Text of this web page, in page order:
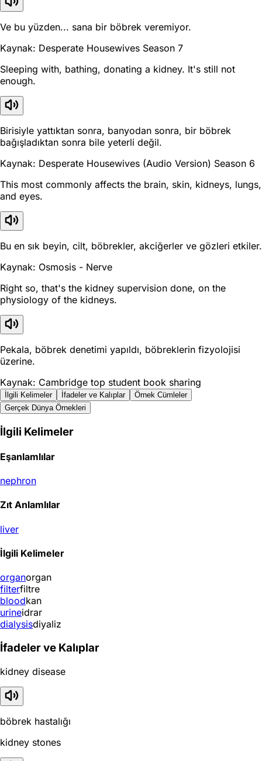
Ve bu yüzden... sana bir böbrek veremiyor.
Kaynak: Desperate Housewives Season 7
Sleeping with, bathing, donating a kidney. It's still not
enough.
Birisiyle yattıktan sonra, banyodan sonra, bir böbrek
bağışladıktan sonra bile yeterli değil.
Kaynak: Desperate Housewives (Audio Version) Season 6
This most commonly affects the brain, skin, kidneys, lungs,
and eyes.
Bu en sık beyin, cilt, böbrekler, akciğerler ve gözleri etkiler.
Kaynak: Osmosis - Nerve
Right so, that's the kidney supervision done, on the
physiology of the kidneys.
Pekala, böbrek denetimi yapıldı, böbreklerin fizyolojisi
üzerine.
Kaynak: Cambridge top student book sharing
İlgili Kelimeler İfadeler ve Kalıplar
Örnek Cümleler
Gerçek Dünya Örnekleri
İlgili Kelimeler
Eşanlamlılar
nephron
Zıt Anlamlılar
liver
İlgili Kelimeler
organorgan
filterfiltre
bloodkan
urineidrar
dialysisdiyaliz
İfadeler ve Kalıplar
kidney disease
böbrek hastalığı
kidney stones